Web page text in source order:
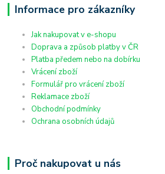
Informace pro zákazníky
Jak nakupovat v e-shopu
Doprava a způsob platby v ČR
Platba předem nebo na dobírku
Vrácení zboží
Formulář pro vrácení zboží
Reklamace zboží
Obchodní podmínky
Ochrana osobních údajů
Proč nakupovat u nás